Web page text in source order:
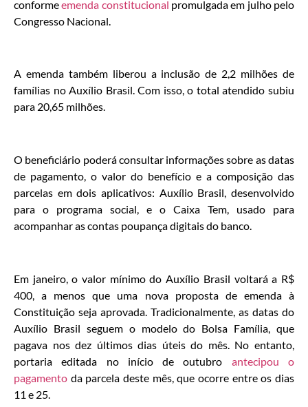
conformeemenda constitucional promulgada em julho pelo
Congresso Nacional.
A emenda também liberou a inclusão de 2,2 milhões de
famílias no Auxílio Brasil. Com isso, o total atendido subiu
para 20,65 milhões.
O beneficiário poderá consultar informações sobre as datas
de pagamento, o valor do benefício e a composição das
parcelas em dois aplicativos: Auxílio Brasil, desenvolvido
para o programa social, e o Caixa Tem, usado para
acompanhar as contas poupança digitais do banco.
Em janeiro, o valor mínimo do Auxílio Brasil voltará a R$
400, a menos que uma nova proposta de emenda à
Constituição seja aprovada. Tradicionalmente, as datas do
Auxílio Brasil seguem o modelo do Bolsa Família, que
pagava nos dez últimos dias úteis do mês. No entanto,
portaria editada no início de outubro antecipou o
pagamento da parcela deste mês, que ocorre entre os dias
11 e 25.